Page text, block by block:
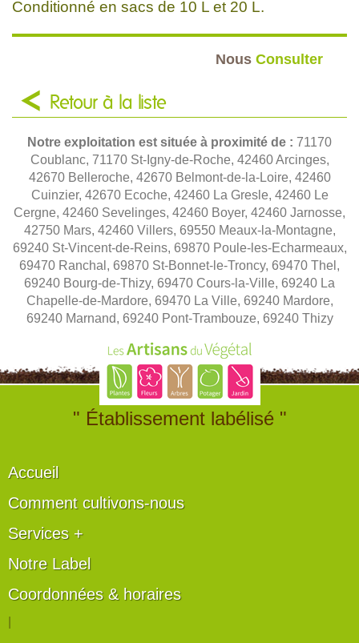
Conditionné en sacs de 10 L et 20 L.
Nous Consulter
Retour à la liste
Notre exploitation est située à proximité de : 71170
Coublanc, 71170 St-Igny-de-Roche, 42460 Arcinges,
42670 Belleroche, 42670 Belmont-de-la-Loire, 42460
Cuinzier, 42670 Ecoche, 42460 La Gresle, 42460 Le
Cergne, 42460 Sevelinges, 42460 Boyer, 42460 Jarnosse,
42750 Mars, 42460 Villers, 69550 Meaux-la-Montagne,
69240 St-Vincent-de-Reins, 69870 Poule-les-Echarmeaux,
69470 Ranchal, 69870 St-Bonnet-le-Troncy, 69470 Thel,
69240 Bourg-de-Thizy, 69470 Cours-la-Ville, 69240 La
Chapelle-de-Mardore, 69470 La Ville, 69240 Mardore,
69240 Marnand, 69240 Pont-Trambouze, 69240 Thizy
" Établissement labélisé "
Accueil
Comment cultivons-nous
Services +
Notre Label
Coordonnées & horaires